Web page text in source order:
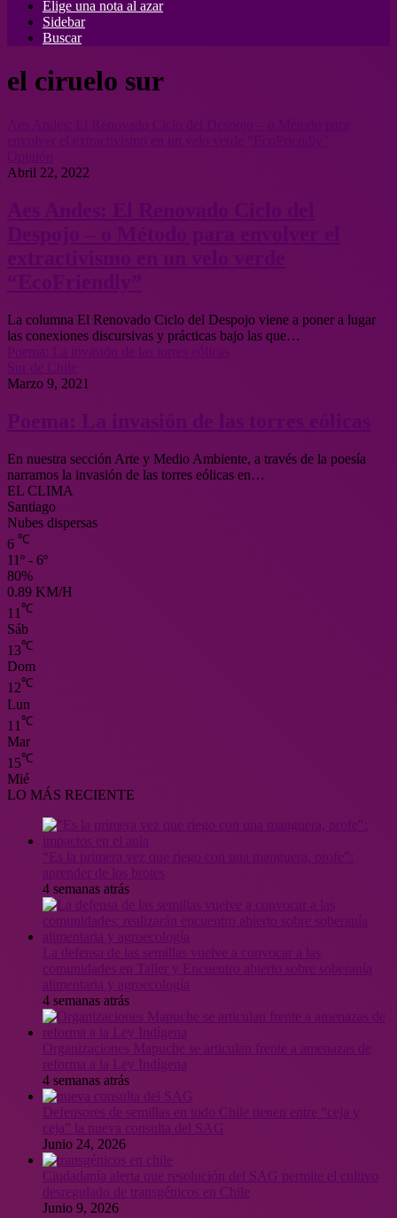
Elige una nota al azar
Sidebar
Buscar
el ciruelo sur
Abril 22, 2022
La columna El Renovado Ciclo del Despojo viene a poner a lugar
las conexiones discursivas y prácticas bajo las que…
Marzo 9, 2021
En nuestra sección Arte y Medio Ambiente, a través de la poesía
narramos la invasión de las torres eólicas en…
EL CLIMA
Santiago
Nubes dispersas
6 ℃
11º - 6º
80%
0.89 KM/H
11 ℃
Sáb
13℃
Dom
12℃
Lun
11 ℃
Mar
15℃
Mié
LO MÁS RECIENTE
4 semanas atrás
4 semanas atrás
Organizaciones Mapuche se articulan frente a amenazas de
reforma a la Ley Indígena
4 semanas atrás
Defensores de semillas en todo Chile tienen entre “ceja y
ceja” la nueva consulta del SAG
Junio 24, 2026
Ciudadanía alerta que resolución del SAG permite el cultivo
desregulado de transgénicos en Chile
Junio 9, 2026